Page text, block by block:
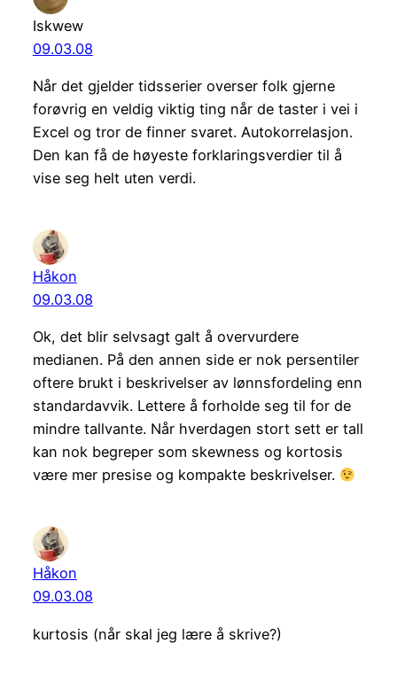
Iskwew
09.03.08
Når det gjelder tidsserier overser folk gjerne
forøvrig en veldig viktig ting når de taster i vei i
Excel og tror de finner svaret. Autokorrelasjon.
Den kan få de høyeste forklaringsverdier til å
vise seg helt uten verdi.
Håkon
09.03.08
Ok, det blir selvsagt galt å overvurdere
medianen. På den annen side er nok persentiler
oftere brukt i beskrivelser av lønnsfordeling enn
standardavvik. Lettere å forholde seg til for de
mindre tallvante. Når hverdagen stort sett er tall
kan nok begreper som skewness og kortosis
være mer presise og kompakte beskrivelser.
Håkon
09.03.08
kurtosis (når skal jeg lære å skrive?)